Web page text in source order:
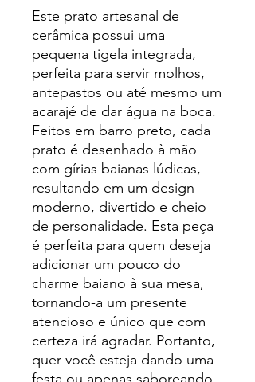
Este prato artesanal de
cerâmica possui uma
pequena tigela integrada,
perfeita para servir molhos,
antepastos ou até mesmo um
acarajé de dar água na boca.
Feitos em barro preto, cada
prato é desenhado à mão
com gírias baianas lúdicas,
resultando em um design
moderno, divertido e cheio
de personalidade. Esta peça
é perfeita para quem deseja
adicionar um pouco do
charme baiano à sua mesa,
tornando-a um presente
atencioso e único que com
certeza irá agradar. Portanto,
quer você esteja dando uma